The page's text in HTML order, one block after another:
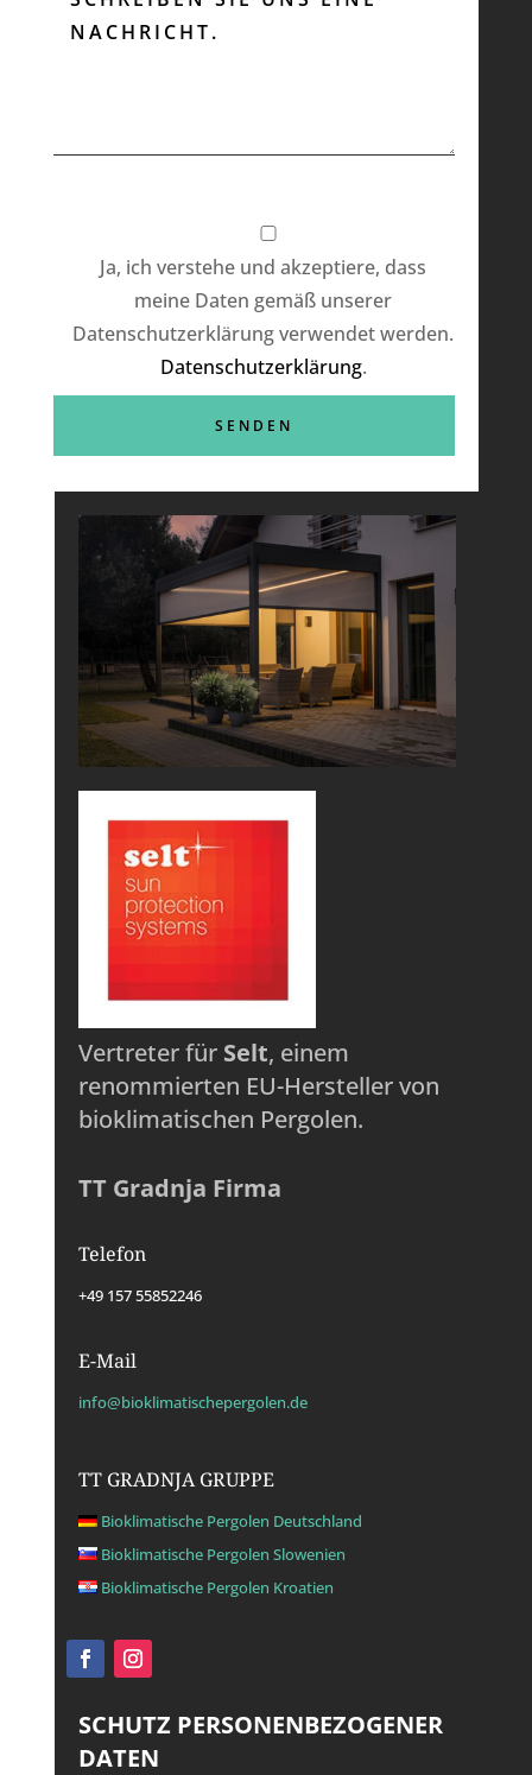
Ja, ich verstehe und akzeptiere, dass
meine Daten gemäß unserer
Datenschutzerklärung verwendet werden.
Datenschutzerklärung.
Vertreter für Selt, einem
renommierten EU-Hersteller von
bioklimatischen Pergolen.
TT Gradnja Firma
Telefon
+49 157 55852246
E-Mail
info@bioklimatischepergolen.de
TT GRADNJA GRUPPE
Bioklimatische Pergolen Deutschland
Bioklimatische Pergolen Slowenien
Bioklimatische Pergolen Kroatien
SCHUTZ PERSONENBEZOGENER
DATEN